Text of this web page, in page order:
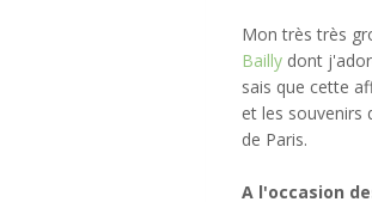
Mon très très
Bailly dont
sais que cette
et les souvenirs
de Paris.
A l'occasion